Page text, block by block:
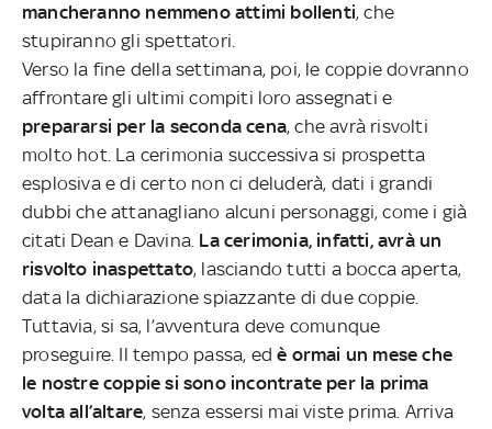
mancheranno nemmeno attimi bollenti, che
stupiranno gli spettatori.
Verso la fine della settimana, poi, le coppie dovranno
affrontare gli ultimi compiti loro assegnati e
prepararsi per la seconda cena, che avrà risvolti
molto hot. La cerimonia successiva si prospetta
esplosiva e di certo non ci deluderà, dati i grandi
dubbi che attanagliano alcuni personaggi, come i già
citati Dean e Davina. La cerimonia, infatti, avrà un
risvolto inaspettato, lasciando tutti a bocca aperta,
data la dichiarazione spiazzante di due coppie.
Tuttavia, si sa, l’avventura deve comunque
proseguire. Il tempo passa, edè ormai un mese che
le nostre coppie si sono incontrate per la prima
volta all’altare, senza essersi mai viste prima. Arriva